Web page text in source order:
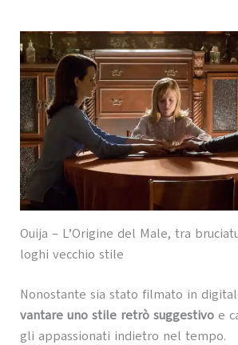
Ouija – L’Origine del Male, tra
loghi vecchio stile
Nonostante sia stato filmato in
vantare uno stile retrò suggestivoe
gli appassionati indietro nel tempo.